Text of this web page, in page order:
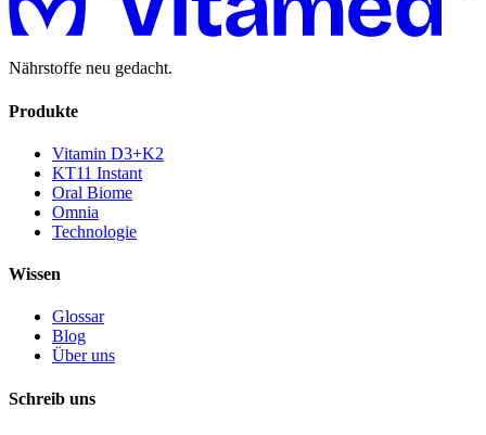
Nährstoffe neu gedacht.
Produkte
Vitamin D3+K2
KT11 Instant
Oral Biome
Omnia
Technologie
Wissen
Glossar
Blog
Über uns
Schreib uns